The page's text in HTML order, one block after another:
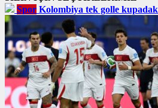
Spor Kolombiya tek golle